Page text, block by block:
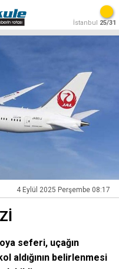
İstanbul 25/31
4 Eylül 2025 Perşembe 08:17
seferi, uçağın
aldığının belirlenmesi